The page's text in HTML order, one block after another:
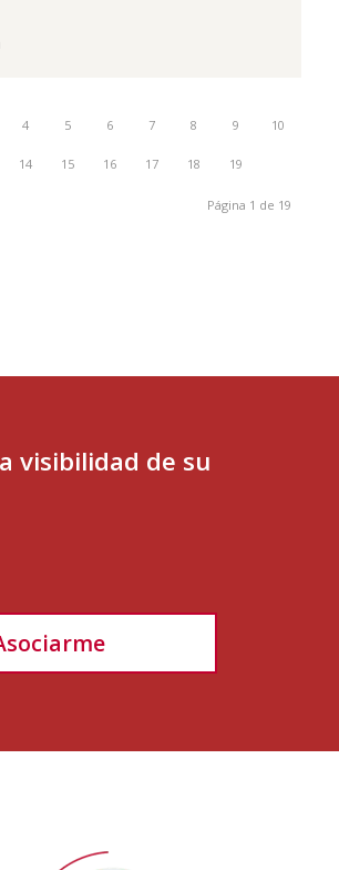
4 5 6 7 8 9 10
14 15 16 17 18 19
Página 1 de 19
visibilidad de su